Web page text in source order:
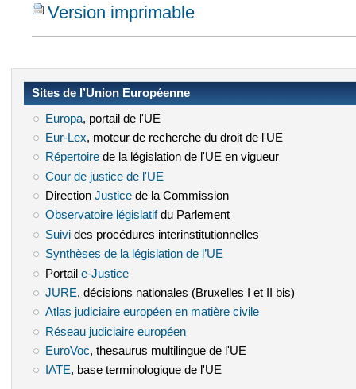
Version imprimable
Sites de l’Union Européenne
Europa(le lien est externe)
, portail de l'UE
Eur-Lex(le lien est externe)
, moteur de recherche du droit de l'UE
Répertoire(le lien est externe)
de la législation de l'UE en vigueur
Cour de justice de l'UE
Direction Justice(le lien est externe)
de la Commission
Observatoire législatif(le lien est externe)
du Parlement
Suivi(le lien est externe)
des procédures interinstitutionnelles
Synthèses de la législation de l’UE
Portail e-Justice(le lien est externe)
JURE (le lien est externe)
, décisions nationales (Bruxelles I et II bis)
Atlas judiciaire européen en matière civile(le lien est externe)
Réseau judiciaire européen(le lien est externe)
EuroVoc (le lien est externe)
, thesaurus multilingue de l'UE
IATE(le lien est externe)
, base terminologique de l'UE